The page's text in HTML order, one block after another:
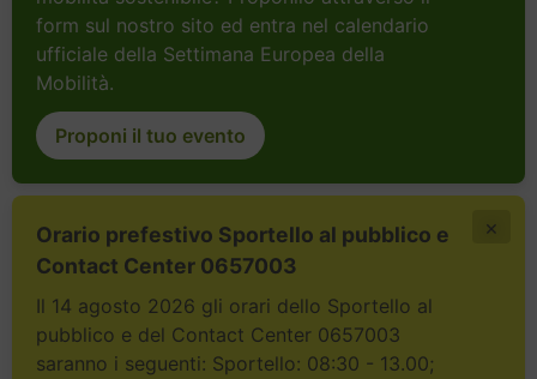
form sul nostro sito ed entra nel calendario
ufficiale della Settimana Europea della
Mobilità.
Proponi il tuo evento
Orario prefestivo Sportello al pubblico e
Contact Center 0657003
Il 14 agosto 2026 gli orari dello Sportello al
pubblico e del Contact Center 0657003
saranno i seguenti: Sportello: 08:30 - 13.00;
×